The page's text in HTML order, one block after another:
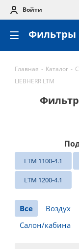
Войти
Фильтры
Главная - Каталог -
LIEBHERR LTM
LTM 1100-4.1
LTM 1200-4.1
Все Воздух
Салон/кабина